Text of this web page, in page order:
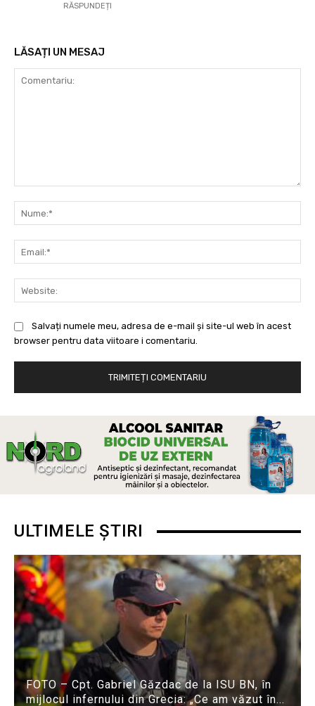
RĂSPUNDEȚI
LĂSAȚI UN MESAJ
Salvați numele meu, adresa de e-mail și site-ul web în acest
browser pentru data viitoare i comentariu.
ULTIMELE ȘTIRI
FOTO – Cpt. Gabriel Găzdac de la ISU BN, în
mijlocul infernului din Grecia: „Ce am văzut în...